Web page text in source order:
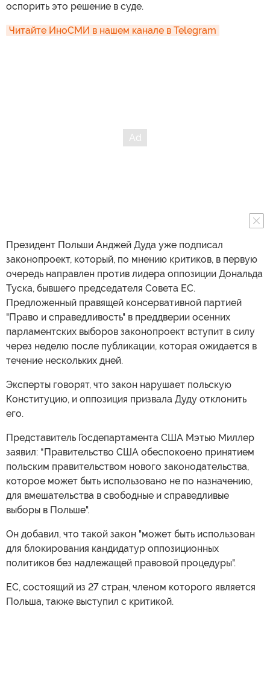
оспорить это решение в суде.
Читайте ИноСМИ в нашем канале в Telegram
Президент Польши Анджей Дуда уже подписал
законопроект, который, по мнению критиков, в первую
очередь направлен против лидера оппозиции Дональда
Туска, бывшего председателя Совета ЕС.
Предложенный правящей консервативной партией
"Право и справедливость" в преддверии осенних
парламентских выборов законопроект вступит в силу
через неделю после публикации, которая ожидается в
течение нескольких дней.
Эксперты говорят, что закон нарушает польскую
Конституцию, и оппозиция призвала Дуду отклонить
его.
Представитель Госдепартамента США Мэтью Миллер
заявил: “Правительство США обеспокоено принятием
польским правительством нового законодательства,
которое может быть использовано не по назначению,
для вмешательства в свободные и справедливые
выборы в Польше".
Он добавил, что такой закон "может быть использован
для блокирования кандидатур оппозиционных
политиков без надлежащей правовой процедуры".
ЕС, состоящий из 27 стран, членом которого является
Польша, также выступил с критикой.